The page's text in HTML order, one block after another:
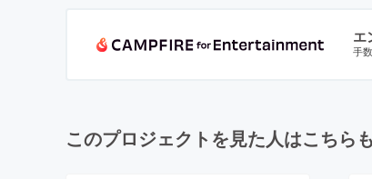
エ
手
このプロジェクトを見た人はこちら